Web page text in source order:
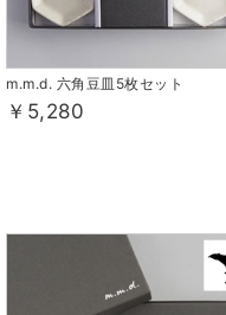
m.m.d. 六角豆皿5枚セット
￥5,280